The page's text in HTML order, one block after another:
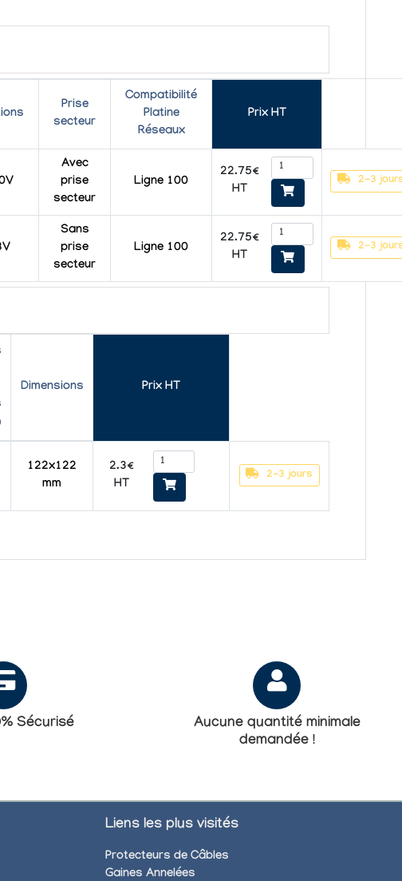
Prise
secteur
Compatibilité
Platine
Réseaux
Prix HT
Avec
prise
secteur
Ligne 100
22.75€
HT
2-3
Sans
prise
secteur
Ligne 100
22.75€
HT
2-3
Dimensions Prix HT
122x122
mm
2.3€
HT
2-3 jours
Sécurisé
Aucune quantité minimale
demandée !
Liens les plus visités
Protecteurs de Câbles
Gaines Annelées